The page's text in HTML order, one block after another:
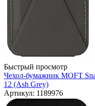
Быстрый просмотр
Чехол-бумажник MOFT
12 (Ash Grey)
Артикул: 1189976